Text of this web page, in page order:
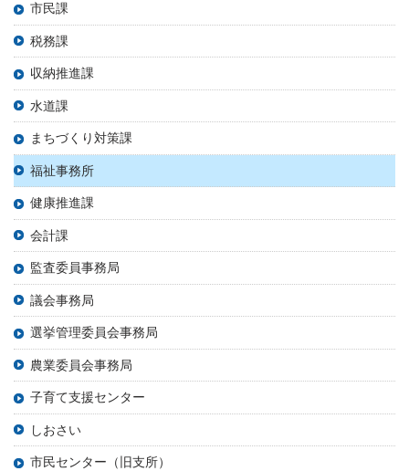
市民課
税務課
収納推進課
水道課
まちづくり対策課
福祉事務所
健康推進課
会計課
監査委員事務局
議会事務局
選挙管理委員会事務局
農業委員会事務局
子育て支援センター
しおさい
市民センター（旧支所）